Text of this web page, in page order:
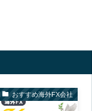
おすすめ海外FX会社